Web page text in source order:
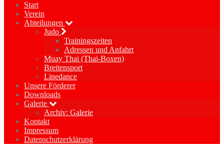
Start
Verein
Abteilungen
Judo
Trainingszeiten
Adressen und Anfahrt
Muay Thai (Thai-Boxen)
Breitensport
Linedance
Unsere Förderer
Downloads
Galerie
Archiv: Galerie
Kontakt
Impressum
Datenschutzerklärung